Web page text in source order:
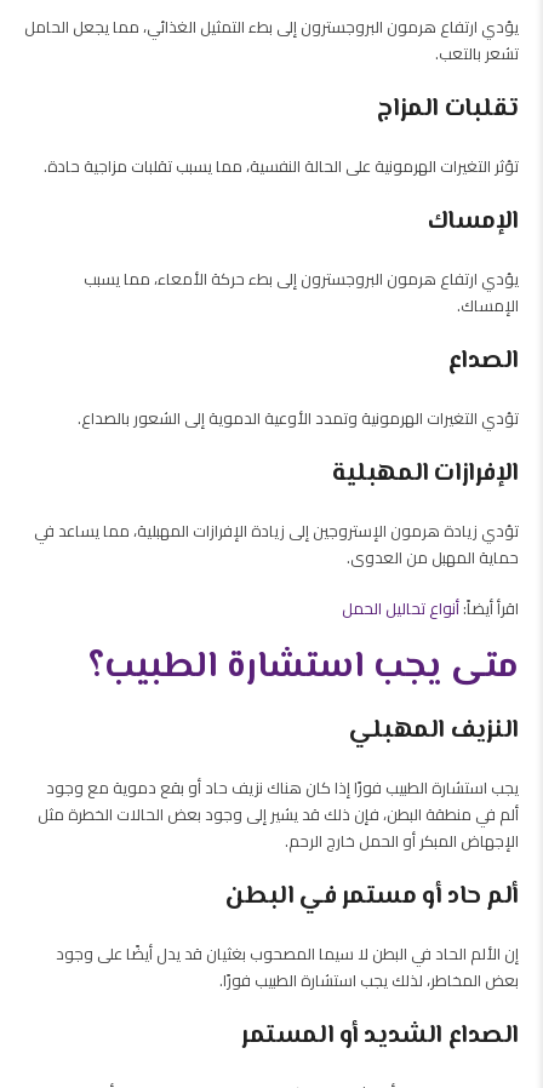
يؤدي ارتفاع هرمون البروجسترون إلى بطء التمثيل الغذائي، مما يجعل الحامل
تشعر بالتعب.
تقلبات المزاج
تؤثر التغيرات الهرمونية على الحالة النفسية، مما يسبب تقلبات مزاجية حادة.
الإمساك
يؤدي ارتفاع هرمون البروجسترون إلى بطء حركة الأمعاء، مما يسبب
الإمساك.
الصداع
تؤدي التغيرات الهرمونية وتمدد الأوعية الدموية إلى الشعور بالصداع.
الإفرازات المهبلية
تؤدي زيادة هرمون الإستروجين إلى زيادة الإفرازات المهبلية، مما يساعد في
حماية المهبل من العدوى.
اقرأ أيضاً:أنواع تحاليل الحمل
متى يجب استشارة الطبيب؟
النزيف المهبلي
يجب استشارة الطبيب فورًا إذا كان هناك نزيف حاد أو بقع دموية مع وجود
ألم في منطقة البطن، فإن ذلك قد يشير إلى وجود بعض الحالات الخطرة مثل
الإجهاض المبكر أو الحمل خارج الرحم.
ألم حاد أو مستمر في البطن
إن الألم الحاد في البطن لا سيما المصحوب بغثيان قد يدل أيضًا على وجود
بعض المخاطر، لذلك يجب استشارة الطبيب فورًا.
الصداع الشديد أو المستمر